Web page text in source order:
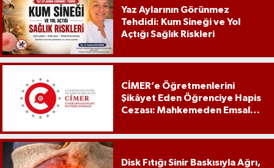
Yaz Aylarının Görünmez
Tehdidi: Kum Sineği ve Yol
Açtığı Sağlık Riskleri
CİMER’e Öğretmenlerini
Şikâyet Eden Öğrenciye Hapis
Cezası: Mahkemeden Emsal
Disk Fıtığı Sinir Baskısıyla Ağrı,